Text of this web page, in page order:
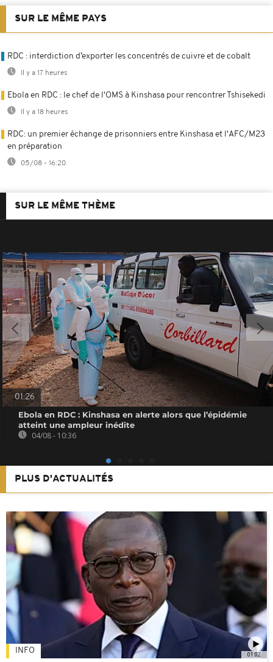
SUR LE MÊME PAYS
RDC : interdiction d’exporter les concentrés de cuivre et de cobalt
Il y a 17 heures
Ebola en RDC : le chef de l'OMS à Kinshasa pour rencontrer Tshisekedi
Il y a 18 heures
RDC: un premier échange de prisonniers entre Kinshasa et l'AFC/M23
en préparation
05/08 - 16:20
SUR LE MÊME THÈME
01:26
Ebola en RDC : Kinshasa en alerte alors que l’épidémie
atteint une ampleur inédite
04/08 - 10:36
PLUS D'ACTUALITÉS
01:02
INFO